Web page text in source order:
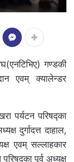
गण्डकी
एवम् क्यालेन्डर
पर्यटन परिषद्का
दुर्गादत्त दाहाल,
एवम् सल्लाहकार
पूर्व अध्यक्ष